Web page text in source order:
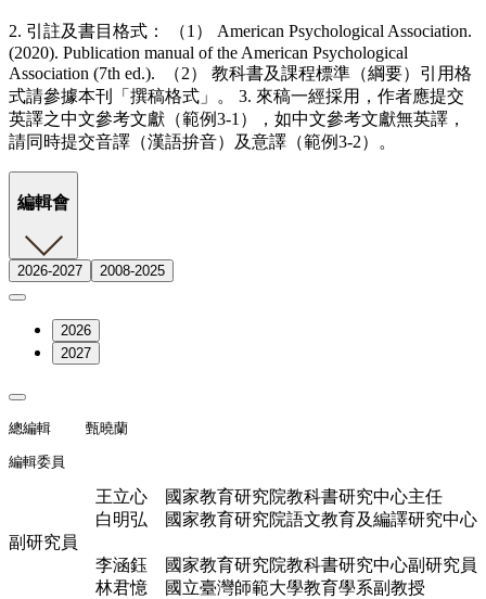
2. 引註及書目格式： （1） American Psychological Association.
(2020). Publication manual of the American Psychological
Association (7th ed.). （2） 教科書及課程標準（綱要）引用格
式請參據本刊「撰稿格式」。 3. 來稿一經採用，作者應提交
英譯之中文參考文獻（範例3-1），如中文參考文獻無英譯，
請同時提交音譯（漢語拚音）及意譯（範例3-2）。
編輯會
2026-2027 2008-2025
2026
2027
總編輯    甄曉蘭
編輯委員
王立心 國家教育研究院教科書研究中心主任
白明弘 國家教育研究院語文教育及編譯研究中心
副研究員
李涵鈺 國家教育研究院教科書研究中心副研究員
林君憶 國立臺灣師範大學教育學系副教授